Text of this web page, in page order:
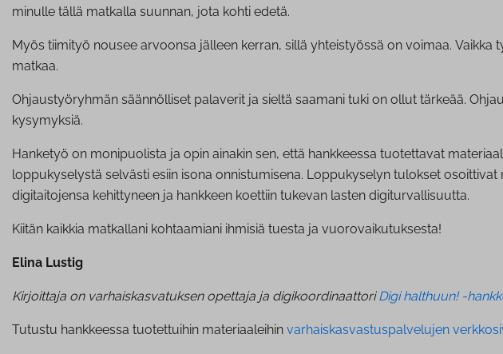
minulle tällä matkalla suunnan, jota kohti edetä.
Myös tiimityö nousee arvoonsa jälleen kerran, sillä yhteistyössä on voimaa.
matkaa.
Ohjaustyöryhmän säännölliset palaverit ja sieltä saamani tuki on ollut tärkeää.
kysymyksiä.
Hanketyö on monipuolista ja opin ainakin sen, että hankkeessa tuotettavat
loppukyselystä selvästi esiin isona onnistumisena. Loppukyselyn tulokset
digitaitojensa kehittyneen ja hankkeen koettiin tukevan lasten digiturvallisuutta.
Kiitän kaikkia matkallani kohtaamiani ihmisiä tuesta ja vuorovaikutuksesta!
Elina Lustig
Kirjoittaja on varhaiskasvatuksen opettaja ja digikoordinaattoriDigi halthuun! -
Tutustu hankkeessa tuotettuihin materiaaleihin varhaiskasvastuspalvelujen